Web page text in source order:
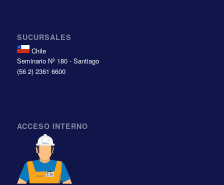
SUCURSALES
Chile
Seminario Nº 180 - Santiago
(56 2) 2361 6600
ACCESO INTERNO